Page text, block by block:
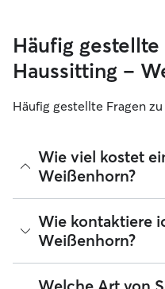
Häufig gestellte
Haussitting –
Häufig gestellte Fragen
Wie viel kostet
Weißenhorn?
Haussitter können ihre
durchschnittlichen
Weißenhorn betragen
einschließlich der
Wie kontaktiere
Weißenhorn?
Wenn du zum ersten